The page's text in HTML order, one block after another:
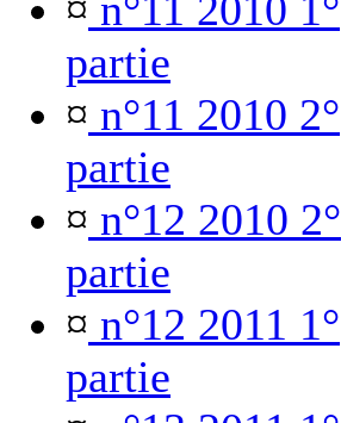
partie
¤ n°11 2010 2°
partie
¤ n°12 2010 2°
partie
¤ n°12 2011 1°
partie